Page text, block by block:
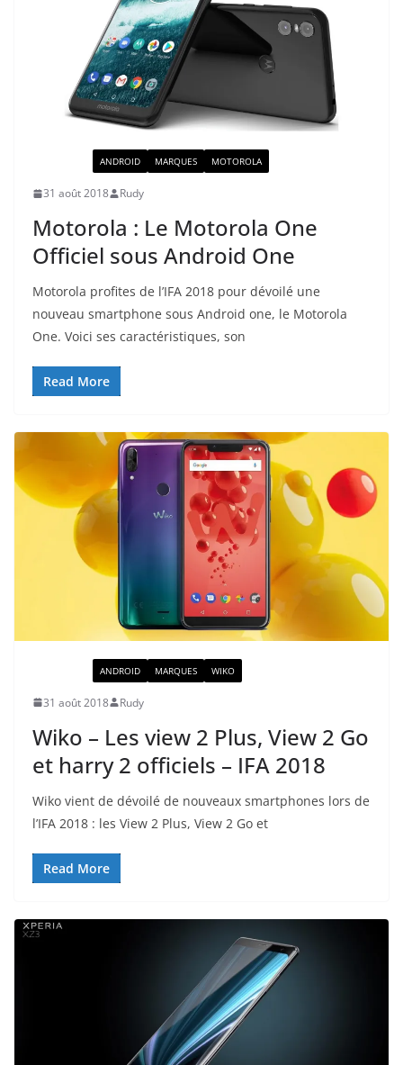
ANDROID MARQUES MOTOROLA
31 août 2018 Rudy
Motorola : Le Motorola One
Officiel sous Android One
Motorola profites de l’IFA 2018 pour dévoilé une
nouveau smartphone sous Android one, le Motorola
One. Voici ses caractéristiques, son
Read More
ANDROID MARQUES WIKO
31 août 2018 Rudy
Wiko – Les view 2 Plus, View 2 Go
et harry 2 officiels – IFA 2018
Wiko vient de dévoilé de nouveaux smartphones lors de
l’IFA 2018 : les View 2 Plus, View 2 Go et
Read More